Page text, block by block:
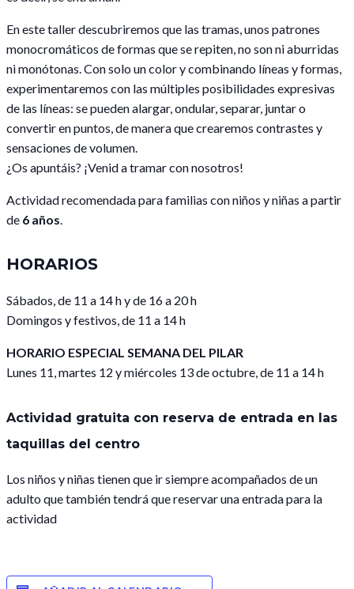
En este taller descubriremos que las tramas, unos patrones
monocromáticos de formas que se repiten, no son ni aburridas
ni monótonas. Con solo un color y combinando líneas y formas,
experimentaremos con las múltiples posibilidades expresivas
de las líneas: se pueden alargar, ondular, separar, juntar o
convertir en puntos, de manera que crearemos contrastes y
sensaciones de volumen.
¿Os apuntáis? ¡Venid a tramar con nosotros!
Actividad recomendada para familias con niños y niñas a partir
de 6 años
HORARIOS
Sábados, de 11 a 14 h y de 16 a 20 h
Domingos y festivos, de 11 a 14 h
HORARIO ESPECIAL SEMANA DEL PILAR
Lunes 11, martes 12 y miércoles 13 de octubre, de 11 a 14 h
Actividad gratuita con reserva de entrada en las
taquillas del centro
Los niños y niñas tienen que ir siempre acompañados de un
adulto que también tendrá que reservar una entrada para la
actividad